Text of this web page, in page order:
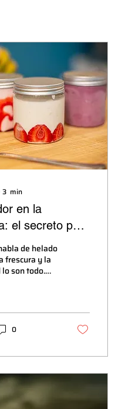
3 min
en la
el secreto para
y
durante más
de helado
frescura y la
son todo.
0